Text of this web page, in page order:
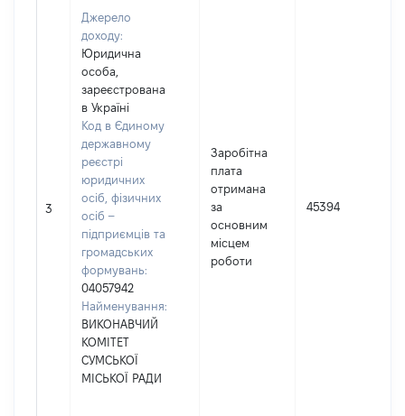
3
Джерело
доходу:
Юридична
особа,
зареєстрована
в Україні
Код в Єдиному
державному
реєстрі
юридичних
осіб, фізичних
осіб –
підприємців та
громадських
формувань:
04057942
Найменування:
ВИКОНАВЧИЙ
КОМІТЕТ
СУМСЬКОЇ
МІСЬКОЇ РАДИ
Заробітна
плата
отримана
за
основним
місцем
роботи
45394